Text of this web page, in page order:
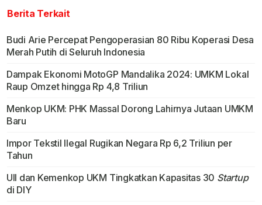
Berita Terkait
Budi Arie Percepat Pengoperasian 80 Ribu Koperasi Desa
Merah Putih di Seluruh Indonesia
Dampak Ekonomi MotoGP Mandalika 2024: UMKM Lokal
Raup Omzet hingga Rp 4,8 Triliun
Menkop UKM: PHK Massal Dorong Lahirnya Jutaan UMKM
Baru
Impor Tekstil Ilegal Rugikan Negara Rp 6,2 Triliun per
Tahun
UII dan Kemenkop UKM Tingkatkan Kapasitas 30 Startup
di DIY